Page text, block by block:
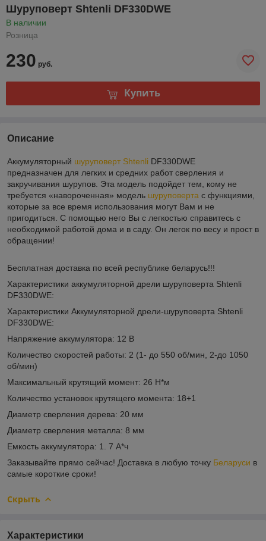
Шуруповерт Shtenli DF330DWE
В наличии
Розница
230 руб.
Купить
Описание
Аккумуляторный шуруповерт Shtenli DF330DWE
предназначен для легких и средних работ сверления и
закручивания шурупов. Эта модель подойдет тем, кому не
требуется «навороченная» модель шуруповерта с функциями,
которые за все время использования могут Вам и не
пригодиться. С помощью него Вы с легкостью справитесь с
необходимой работой дома и в саду. Он легок по весу и прост в
обращении!
Бесплатная доставка по всей республике беларусь!!!
Характеристики аккумуляторной дрели шуруповерта Shtenli
DF330DWE:
Характеристики Аккумуляторной дрели-шуруповерта Shtenli
DF330DWE:
Напряжение аккумулятора: 12 В
Количество скоростей работы: 2 (1- до 550 об/мин, 2-до 1050
об/мин)
Максимальный крутящий момент: 26 Н*м
Количество установок крутящего момента: 18+1
Диаметр сверления дерева: 20 мм
Диаметр сверления металла: 8 мм
Емкость аккумулятора: 1. 7 А*ч
Заказывайте прямо сейчас! Доставка в любую точку Беларуси в
самые короткие сроки!
Скрыть
Характеристики